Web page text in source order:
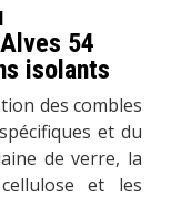
54
isolants
des combles
et du
de verre, la
et les